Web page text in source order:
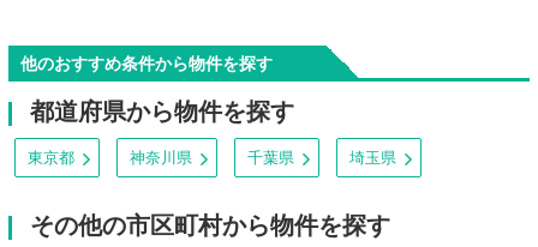
他のおすすめ条件から物件を探す
都道府県から物件を探す
東京都 神奈川県 千葉県 埼玉県
その他の市区町村から物件を探す